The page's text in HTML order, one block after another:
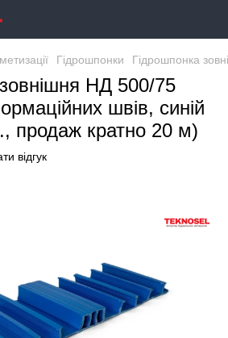
Гідрошпонки Гідрошпонка
НД 500/75
швів, синій
продаж кратно 20 м)
відгук